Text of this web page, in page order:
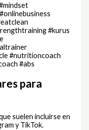
#kurus
#nutritioncoach
#abs
para
suelen incluirse en
y TikTok.